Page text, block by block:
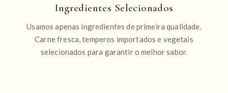
Ingredientes Selecionados
Usamos apenas ingredientes de primeira qualidade.
Carne fresca, temperos importados e vegetais
selecionados para garantir o melhor sabor.